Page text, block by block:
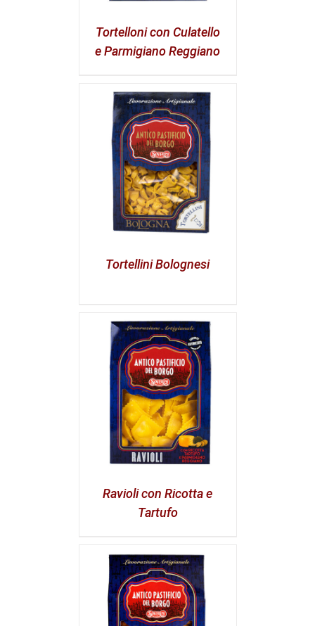
Tortelloni con Culatello
e Parmigiano Reggiano
Tortellini Bolognesi
Ravioli con Ricotta e
Tartufo